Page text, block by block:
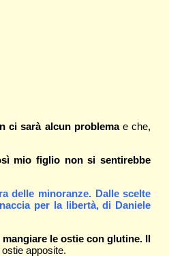
ci sarà alcun problemae che,
mio figlio non si sentirebbe
delle minoranze. Dalle scelte
per la libertà, di Daniele
le ostie con glutine. Il
apposite.